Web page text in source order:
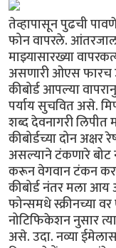
तेव्हापासून पुढची
फोन वापरले.
माझ्यासारख्या
असणारी ओएस फारच
कीबोर्ड आपल्या
पर्याय सुचवित असे.
शब्द देवनागरी
कीबोर्डच्या दोन
असल्याने टंकणारे
करून वेगवान टंकन
कीबोर्ड नंतर मला
फोन्समधे स्क्रीनच्या
नोटिफिकेशन नुसार
असे. उदा. नव्या